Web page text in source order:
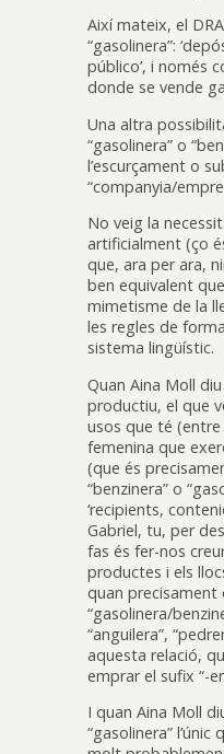
Així mateix, el
“gasolinera”:
público’, i només
donde se vende
Una altra
“gasolinera” o
l’escurçament o
“companyia/
No veig la
artificialment (ço
que, ara per ara,
ben equivalent
mimetisme de la
les regles de
sistema lingüístic.
Quan Aina Moll
productiu, el que
usos que té (entre
femenina que
(que és
“benzinera” o
‘recipients,
Gabriel, tu, per
fas és fer-nos
productes i els
quan precisament
“gasolinera/
“anguilera”,
aquesta relació,
emprar el sufix “-
I quan Aina Moll
“gasolinera”